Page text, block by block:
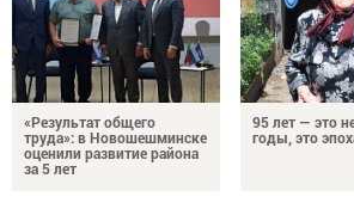
«Результат общего
труда»: в Новошешминске
оценили развитие района
за 5 лет
95 лет — это
годы, это